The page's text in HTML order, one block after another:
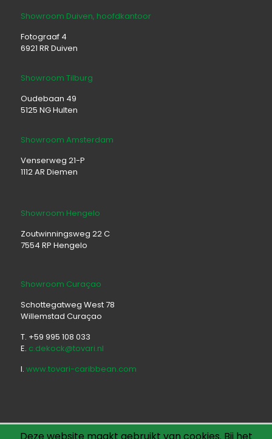
Showroom Duiven, hoofdkantoor
Fotograaf 4
6921 RR Duiven
Showroom Tilburg
Oudebaan 49
5125 NG Hulten
Showroom Amsterdam
Venserweg 21-P
1112 AR Diemen
Showroom Hengelo
Zoutwinningsweg 22 C
7554 RP Hengelo
Showroom Curaçao
Schottegatweg West 78
Willemstad Curaçao
T. +59 995 108 033
E. c.dekock@tovari.nl
I. www.tovari-caribbean.com